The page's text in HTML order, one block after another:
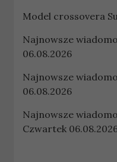
Model crossovera
Najnowsze
06.08.2026
Najnowsze
06.08.2026
Najnowsze
Czwartek